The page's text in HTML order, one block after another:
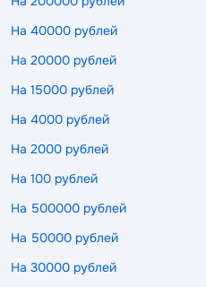
На 40000 рублей
На 20000 рублей
На 15000 рублей
На 4000 рублей
На 2000 рублей
На 100 рублей
На 500000 рублей
На 50000 рублей
На 30000 рублей